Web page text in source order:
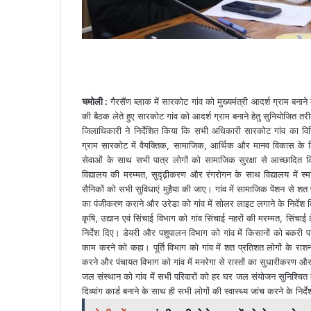
चमोली :गैरसैंण ब्लाक में सारकोट गांव को मुख्यमंत्री आदर्श ग्राम बनाने
की बैठक लेते हुए सारकोट गांव को आदर्श ग्राम बनाने हेतु सुनियोजित
जिलाधिकारी ने निर्देशित किया कि सभी अधिकारी सारकोट गांव का
ग्राम सारकोट में वैयक्तिक, सामाजिक, आर्थिक और मानव विकास के
सेवाओं के साथ सभी पात्र लोगों को सामाजिक सुरक्षा से आच्छादित
विद्यालय की मरम्मत, सुदृढ़ीकरण और रंगरोगन के साथ विद्यालय में
सैनिकों को सभी सुविधाएं मुहैया की जाए। गांव में सामाजिक पेंशन से शत
का पंजीकरण कराने और उरेडा को गांव में सोलर लाइट लगाने के निर्देश
कृषि, उद्यान एवं सिंचाई विभाग को गांव सिंचाई नहरों की मरम्मत,
निर्देश दिए। डेयरी और पशुपालन विभाग को गांव में किसानों को
काम करने को कहा। पूर्ति विभाग को गांव में शत प्रतिशत लोगों के
करने और पंचायत विभाग को गांव में मनरेगा से रास्तों का सुधारीकरण
जल संस्थान को गांव में सभी परिवारों को हर घर जल संयोजन
दिव्यांग कार्ड बनाने के साथ ही सभी लोगों की स्वास्थ्य जांच करने के